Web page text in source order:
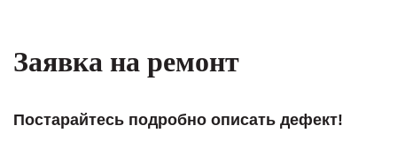
Заявка на ремонт
Постарайтесь подробно описать дефект!